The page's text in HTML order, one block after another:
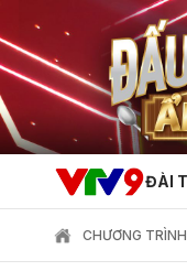
ĐÀI
CHƯƠNG TRÌNH